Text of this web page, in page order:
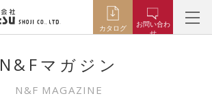
カタログ
お問い合わ
せ
N&Fマガジン
N&F MAGAZINE